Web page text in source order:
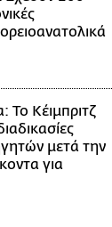
Το Κέιμπριτζ
μετά την
για